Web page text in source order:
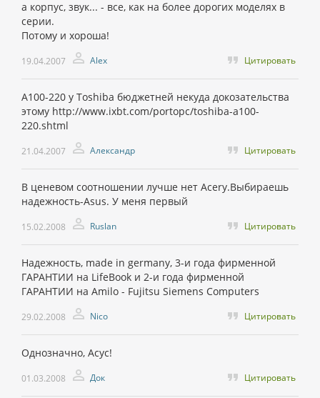
а корпус, звук... - все, как на более дорогих моделях в
серии.
Потому и хороша!
19.04.2007 Alex Цитировать
А100-220 у Toshiba бюджетней некуда докозательства
этому http://www.ixbt.com/portopc/toshiba-a100-
220.shtml
21.04.2007 Александр Цитировать
В ценевом соотношении лучше нет Acerу.Выбираешь
надежность-Asus. У меня первый
15.02.2008 Ruslan Цитировать
Надежность, made in germany, 3-и года фирменной
ГАРАНТИИ на LifeBook и 2-и года фирменной
ГАРАНТИИ на Amilo - Fujitsu Siemens Computers
29.02.2008 Nico Цитировать
Однозначно, Асус!
01.03.2008 Док Цитировать